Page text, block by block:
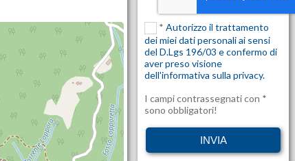
*Autorizzo il trattamento
dei miei dati personali ai sensi
del D.Lgs 196/03 e confermo di
aver preso visione
dell'informativa sulla privacy.
I campi contrassegnati con *
sono obbligatori!